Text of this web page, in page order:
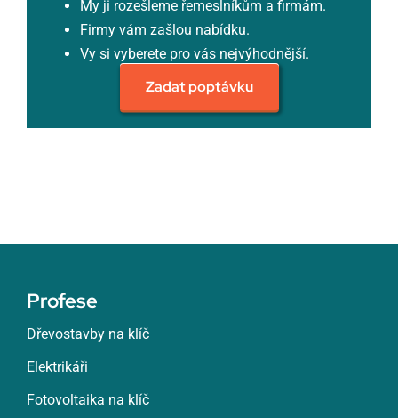
My ji rozešleme řemeslníkům a firmám.
Firmy vám zašlou nabídku.
Vy si vyberete pro vás nejvýhodnější.
Zadat poptávku
Profese
Dřevostavby na klíč
Elektrikáři
Fotovoltaika na klíč